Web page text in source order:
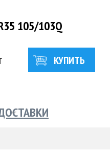
105/103Q
КУПИТЬ